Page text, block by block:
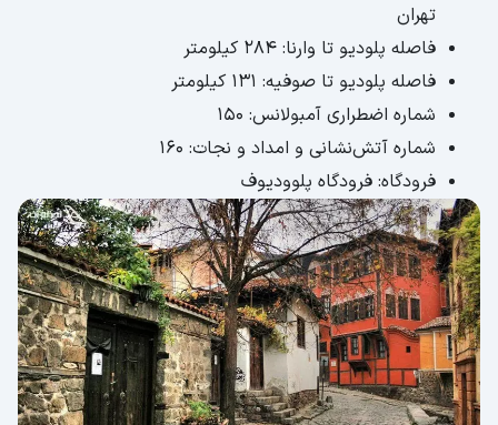
تهران
فاصله پلودیو تا وارنا: 284 کیلومتر
فاصله پلودیو تا صوفیه: 131 کیلومتر
شماره اضطراری آمبولانس: 150
شماره آتش‌نشانی و امداد و نجات: 160
فرودگاه: فرودگاه پلوودیوف